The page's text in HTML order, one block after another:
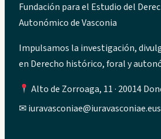
Fundación para el Estudio del
Autonómico de Vasconia
Impulsamos la investigación,
en Derecho histórico, foral y
Alto de Zorroaga, 11 · 20014
✉iuravasconiae@iuravasconiae.eus